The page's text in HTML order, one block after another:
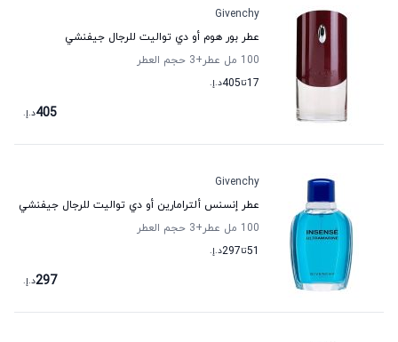
Givenchy
عطر بور هوم أو دي تواليت للرجال جيفنشي
100 مل عطر
+3
حجم العطر
17تا405د.إ.
405د.إ.
Givenchy
عطر إنسنس ألترامارين أو دي تواليت للرجال جيفنشي
100 مل عطر
+3
حجم العطر
51تا297د.إ.
297د.إ.